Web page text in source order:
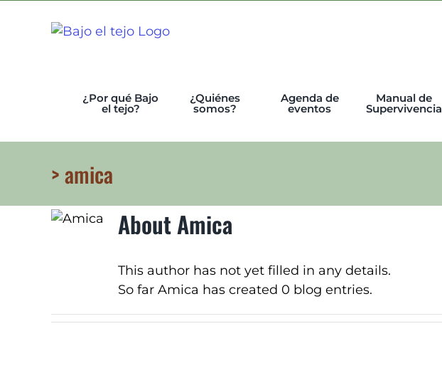
¿Por qué Bajo
el tejo?
¿Quiénes
somos?
Agenda de
eventos
Manual de
Supervivencia
> amica
AboutAmica
This author has not yet filled in any details.
So far Amica has created 0 blog entries.